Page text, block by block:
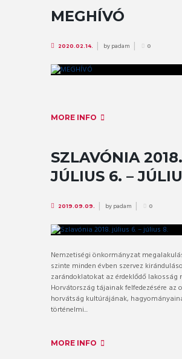
MEGHÍVÓ
2020.02.14. bypadam 0
MORE INFO
SZLAVÓNIA 2018.
JÚLIUS 6. –
2019.09.09. bypadam 0
Nemzetiségi önkormányzat
szinte minden évben szervez
zarándoklatokat az érdeklődő lakosság
Horvátország tájainak felfedezésére az
horvátság kultúrájának,
történelmi...
MORE INFO